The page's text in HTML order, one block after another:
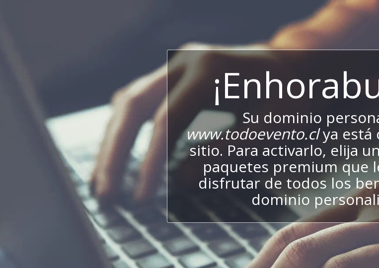
Su dominio
www.todoevento.clya está
sitio. Para activarlo, elija
paquetes premium que
disfrutar de todos los
dominio